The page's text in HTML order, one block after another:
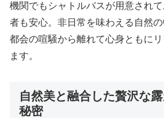
機関でもシャトルバスが用意され
者も安心。非日常を味わえる自然の
都会の喧騒から離れて心身ともに
ます。
自然美と融合した贅沢な
秘密